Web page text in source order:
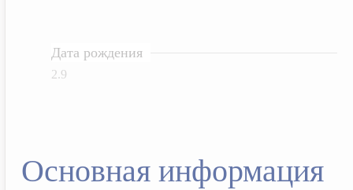
Дата рождения
2.9
Основная информация